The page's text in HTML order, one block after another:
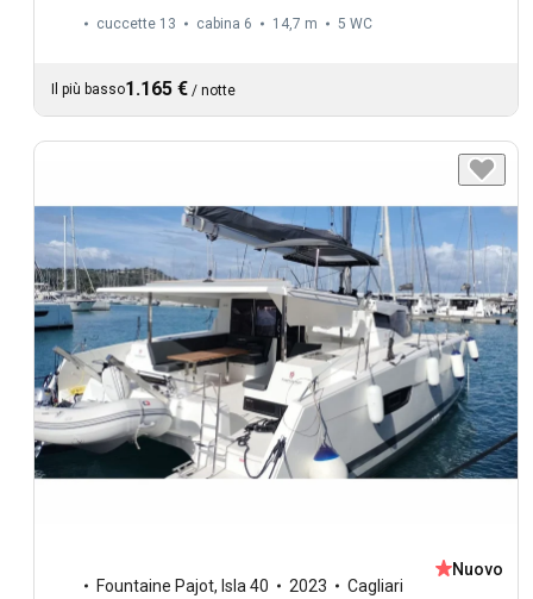
cuccette 13 cabina 6 14,7 m 5 WC
Il più basso1.165 € / notte
Fountaine Pajot, Isla 40 2023 Cagliari
Nuovo